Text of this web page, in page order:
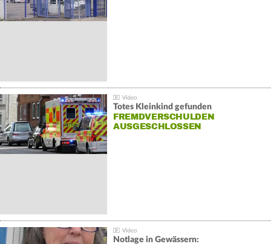
Totes Kleinkind gefunden
FREMDVERSCHULDEN
AUSGESCHLOSSEN
Notlage in Gewässern: